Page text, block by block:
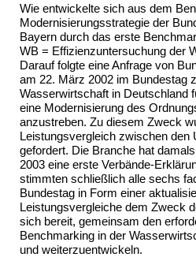
Wie entwickelte sich aus dem
Modernisierungsstrategie der
Bayern durch das erste
WB = Effizienzuntersuchung der
Darauf folgte eine Anfrage von
am 22. März 2002 im Bundestag
Wasserwirtschaft in Deutschland
eine Modernisierung des
anzustreben. Zu diesem Zweck
Leistungsvergleich zwischen den
gefordert. Die Branche hat
2003 eine erste Verbände-
stimmten schließlich alle sechs
Bundestag in Form einer
Leistungsvergleiche dem Zweck
sich bereit, gemeinsam den
Benchmarking in der
und weiterzuentwickeln.